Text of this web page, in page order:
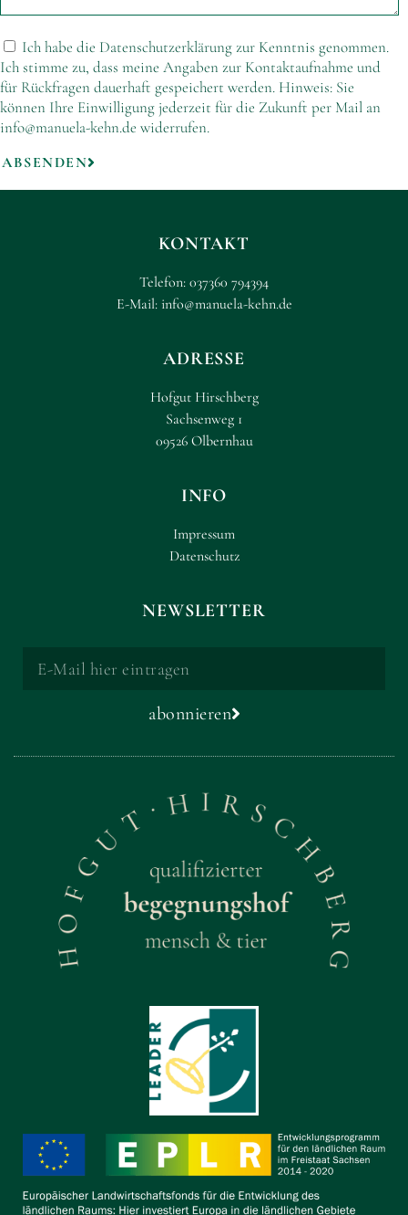
Ich habe die Datenschutzerklärung zur Kenntnis genommen.
Ich stimme zu, dass meine Angaben zur Kontaktaufnahme und
für Rückfragen dauerhaft gespeichert werden. Hinweis: Sie
können Ihre Einwilligung jederzeit für die Zukunft per Mail an
info@manuela-kehn.de widerrufen.
ABSENDEN
KONTAKT
Telefon: 037360 794394
E-Mail: info@manuela-kehn.de
ADRESSE
Hofgut Hirschberg
Sachsenweg 1
09526 Olbernhau
INFO
Impressum
Datenschutz
NEWSLETTER
abonnieren